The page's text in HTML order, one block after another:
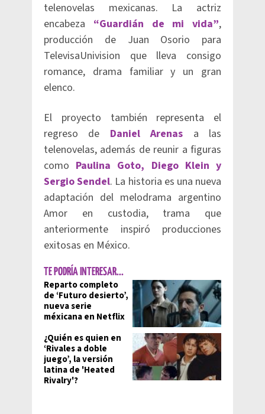
telenovelas mexicanas. La actriz
encabeza “Guardián de mi vida”,
producción de Juan Osorio para
TelevisaUnivision que lleva consigo
romance, drama familiar y un gran
elenco.
El proyecto también representa el
regreso de Daniel Arenas a las
telenovelas, además de reunir a figuras
como Paulina Goto, Diego Klein y
Sergio Sendel. La historia es una nueva
adaptación del melodrama argentino
Amor en custodia, trama que
anteriormente inspiró producciones
exitosas en México.
TE PODRÍA INTERESAR...
Reparto completo
de ‘Futuro desierto’,
nueva serie
méxicana en Netflix
¿Quién es quien en
‘Rivales a doble
juego’, la versión
latina de 'Heated
Rivalry'?